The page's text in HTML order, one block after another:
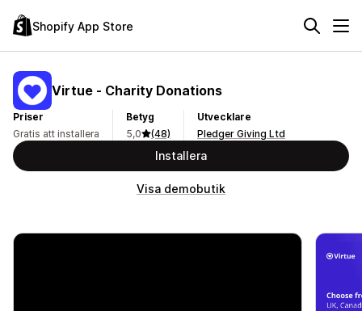
Shopify App Store
Virtue ‑ Charity Donations
Priser
Gratis att installera
Betyg
5,0
(48)
Utvecklare
Pledger Giving Ltd
Installera
Visa demobutik